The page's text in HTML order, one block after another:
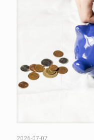
2026-07-07